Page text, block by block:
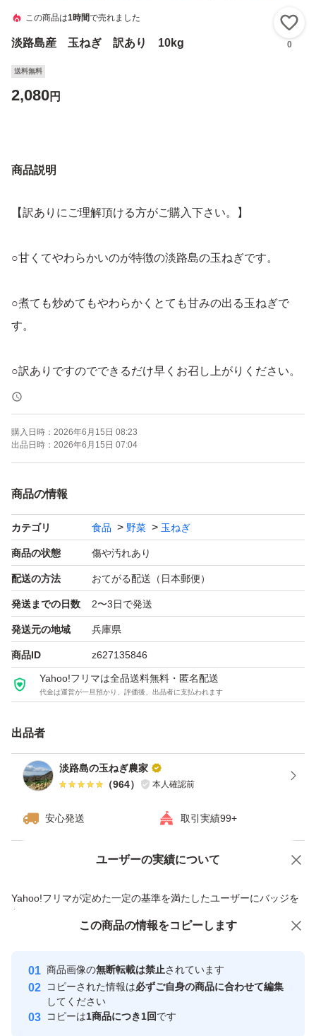
この商品は1時間で売れました
淡路島産 玉ねぎ 訳あり 10kg 0
送料無料
2,080円
商品説明
【訳ありにご理解頂ける方がご購入下さい。】
○甘くてやわらかいのが特徴の淡路島の玉ねぎです。
○煮ても炒めてもやわらかくとても甘みの出る玉ねぎで
す。
○訳ありですのでできるだけ早くお召し上がりください。
○写真は訳ありのイメージです。その時々で大きさや形が
変わります。
するため収穫したまま（土などついたまま）になっていま
す。神経質な方は購入ご遠慮下さい。
送料：無料 常温便
重さ：段ボール込み 10キロ（できる限り確認はしていま
すが外見からは判別できない腐りがある場合やナマモノの
ため到着までに傷む場合がございます。そのため箱に隙間
がある場合はできるだけ多めに入れさせていただきます）
て小さいものばかりの時等、内容に偏りがあります）
#玉ねぎ #淡路島 #甘い #やわらかい #ジューシー #ご飯に
ん #焼きそば #サラダ #旬 #おいしい #絶品 #日本一 #農家
お得 #健康 #体に良い #栄養 #焼きそば #白菜 #春野菜 #カ
購入日時： 2026年6月15日 08:23
出品日時： 2026年6月15日 07:04
商品の情報
カテゴリ 食品 野菜 玉ねぎ
商品の状態 傷や汚れあり
配送の方法 おてがる配送（日本郵便）
発送までの日数 2〜3日で発送
発送元の地域 兵庫県
商品ID z627135846
Yahoo!フリマは全品送料無料・匿名配送
代金は運営が一旦預かり、評価後、出品者に支払われます
出品者
淡路島の玉ねぎ農家
（964） 本人確認前
安心発送 取引実績99+
ユーザーの実績について
Yahoo!フリマが定めた一定の基準を満たしたユーザーにバッジを
付与しています
安心取引出品者
心・安全なユーザーです
取引実績
価格の相談 商品への質問
この商品の情報をコピーします
商品画像の無断転載は禁止されています
コピーされた情報は必ずご自身の商品に合わせて編集
してください
コピーは1商品につき1回です
この商品をみている人にオススメ